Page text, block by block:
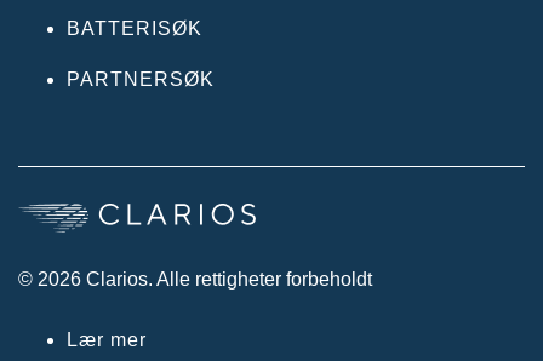
BATTERISØK
PARTNERSØK
© 2026 Clarios. Alle rettigheter forbeholdt
Lær mer